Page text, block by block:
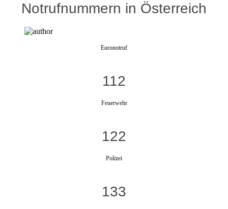
Notrufnummern in Österreich
Euronotruf
112
Feuerwehr
122
Polizei
133